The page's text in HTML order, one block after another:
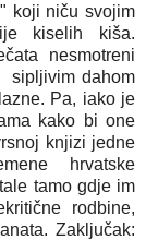
koji niču svojim
kiselih kiša.
nesmotreni
sipljivim dahom
Pa, iako je
kako bi one
knjizi jedne
hrvatske
tamo gdje im
rodbine,
Zaključak: